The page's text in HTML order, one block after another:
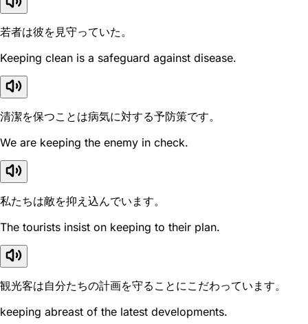
若者は彼を見守っていた。
Keeping clean is a safeguard against disease.
清潔を保つことは病気に対する予防策です。
We are keeping the enemy in check.
私たちは敵を抑え込んでいます。
The tourists insist on keeping to their plan.
観光客は自分たちの計画を守ることにこだわっています。
keeping abreast of the latest developments.